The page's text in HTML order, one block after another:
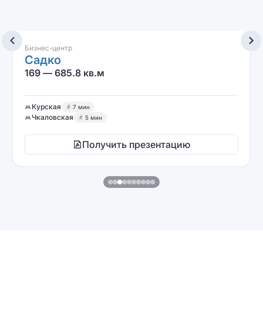
Бизнес-центр
Садко
169 — 685.8 кв.м
Курская 7 мин
Чкаловская 5 мин
Получить презентацию